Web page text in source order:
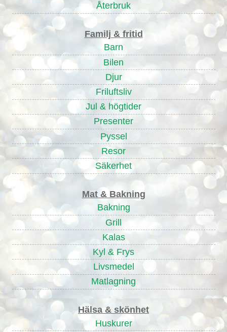
Återbruk
Familj & fritid
Barn
Bilen
Djur
Friluftsliv
Jul & högtider
Presenter
Pyssel
Resor
Säkerhet
Mat & Bakning
Bakning
Grill
Kalas
Kyl & Frys
Livsmedel
Matlagning
Hälsa & skönhet
Huskurer